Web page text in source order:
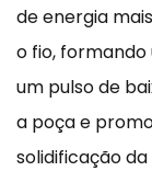
de energia
o fio, formando
um pulso de
a poça e
solidificação